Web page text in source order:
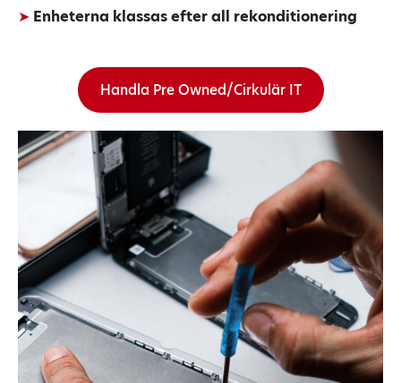
➤ Enheterna klassas efter all rekonditionering
Handla Pre Owned/Cirkulär IT